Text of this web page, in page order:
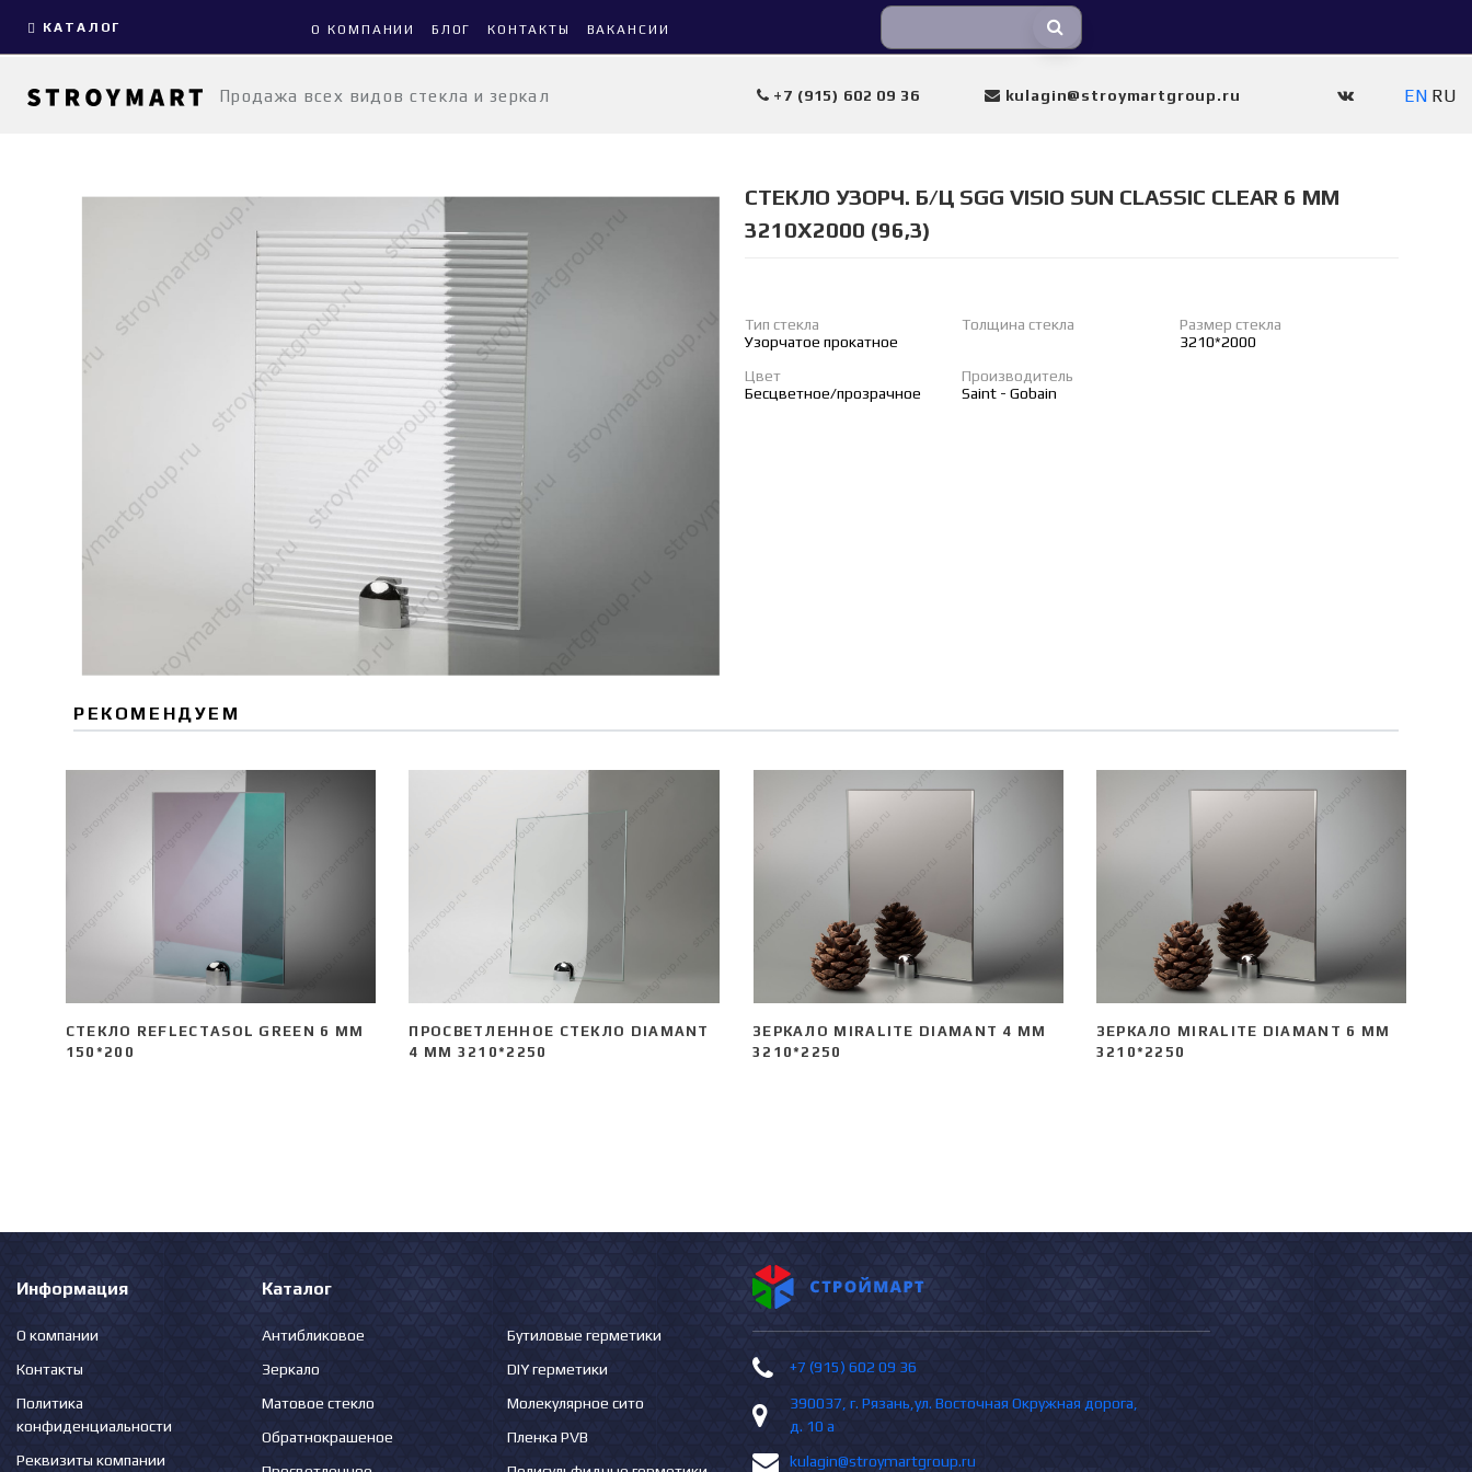
КАТАЛОГ О КОМПАНИИ БЛОГ КОНТАКТЫ ВАКАНСИИ
Продажа всех видов стекла и зеркал +7 (915) 602 09 36 kulagin@stroymartgroup.ru EN RU
СТЕКЛО УЗОРЧ. Б/Ц SGG VISIO SUN CLASSIC CLEAR 6 MM
3210Х2000 (96,3)
Тип стекла
Узорчатое прокатное
Толщина стекла
Размер стекла
3210*2000
Цвет
Бесцветное/прозрачное
Производитель
Saint - Gobain
РЕКОМЕНДУЕМ
СТЕКЛО REFLECTASOL GREEN 6 ММ
150*200
ПРОСВЕТЛЕННОЕ СТЕКЛО DIAMANT
4 ММ 3210*2250
ЗЕРКАЛО MIRALITE DIAMANT 4 ММ
3210*2250
ЗЕРКАЛО MIRALITE DIAMANT 6 ММ
3210*2250
Информация
О компании
Контакты
Политика
конфиденциальности
Реквизиты компании
Каталог
Антибликовое
Зеркало
Матовое стекло
Обратнокрашеное
Бутиловые герметики
DIY герметики
Молекулярное сито
Пленка PVB
+7 (915) 602 09 36
390037, г. Рязань,ул. Восточная Окружная дорога,
д. 10 а
kulagin@stroymartgroup.ru